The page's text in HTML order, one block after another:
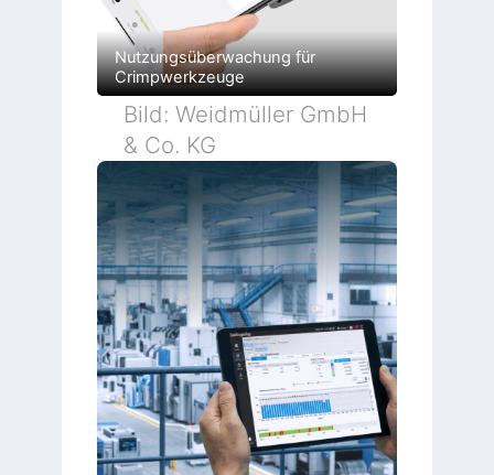
Nutzungsüberwachung für
Crimpwerkzeuge
Bild: Weidmüller GmbH
& Co. KG